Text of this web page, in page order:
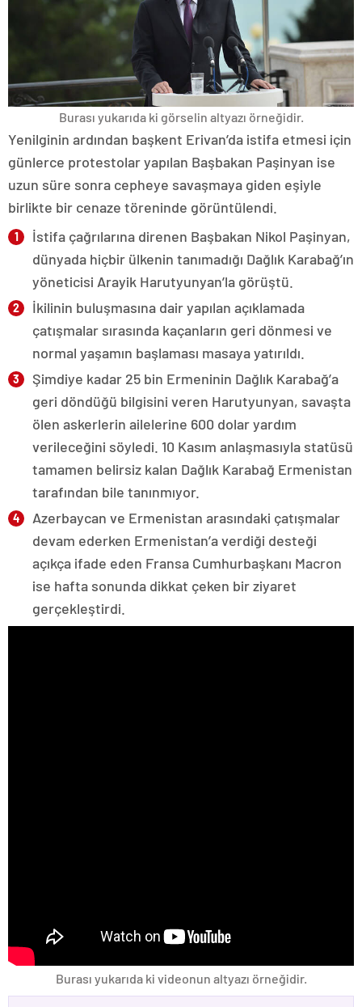
Burası yukarıda ki görselin altyazı örneğidir.
Yenilginin ardından başkent Erivan’da istifa etmesi için
günlerce protestolar yapılan Başbakan Paşinyan ise
uzun süre sonra cepheye savaşmaya giden eşiyle
birlikte bir cenaze töreninde görüntülendi.
İstifa çağrılarına direnen Başbakan Nikol Paşinyan,
dünyada hiçbir ülkenin tanımadığı Dağlık Karabağ’ın
yöneticisi Arayik Harutyunyan’la görüştü.
İkilinin buluşmasına dair yapılan açıklamada
çatışmalar sırasında kaçanların geri dönmesi ve
normal yaşamın başlaması masaya yatırıldı.
Şimdiye kadar 25 bin Ermeninin Dağlık Karabağ’a
geri döndüğü bilgisini veren Harutyunyan, savaşta
ölen askerlerin ailelerine 600 dolar yardım
verileceğini söyledi. 10 Kasım anlaşmasıyla statüsü
tamamen belirsiz kalan Dağlık Karabağ Ermenistan
tarafından bile tanınmıyor.
Azerbaycan ve Ermenistan arasındaki çatışmalar
devam ederken Ermenistan’a verdiği desteği
açıkça ifade eden Fransa Cumhurbaşkanı Macron
ise hafta sonunda dikkat çeken bir ziyaret
gerçekleştirdi.
Burası yukarıda ki videonun altyazı örneğidir.